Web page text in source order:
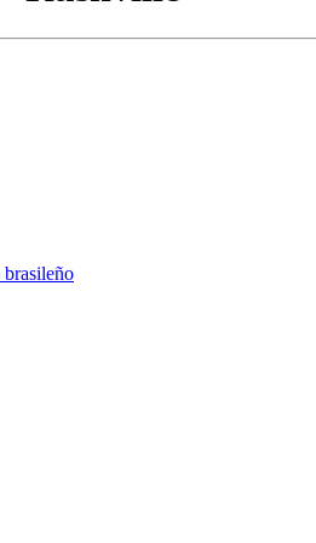
brasileño